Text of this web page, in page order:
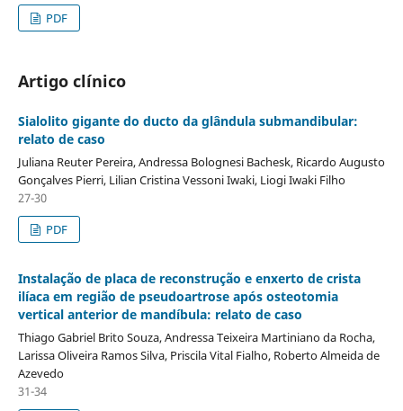
PDF
Artigo clínico
Sialolito gigante do ducto da glândula submandibular:
relato de caso
Juliana Reuter Pereira, Andressa Bolognesi Bachesk, Ricardo Augusto
Gonçalves Pierri, Lilian Cristina Vessoni Iwaki, Liogi Iwaki Filho
27-30
PDF
Instalação de placa de reconstrução e enxerto de crista
ilíaca em região de pseudoartrose após osteotomia
vertical anterior de mandíbula: relato de caso
Thiago Gabriel Brito Souza, Andressa Teixeira Martiniano da Rocha,
Larissa Oliveira Ramos Silva, Priscila Vital Fialho, Roberto Almeida de
Azevedo
31-34